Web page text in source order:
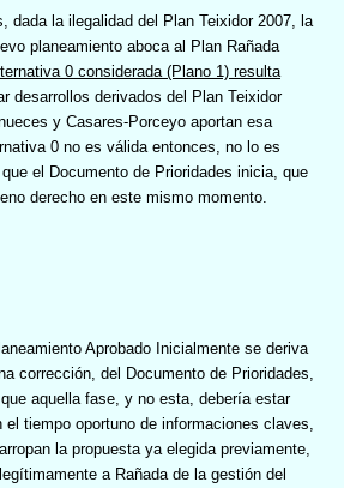
dada la ilegalidad del Plan Teixidor 2007, la
planeamiento aboca al Plan Rañada
0 considerada (Plano 1) resulta
desarrollos derivados del Plan Teixidor
y Casares-Porceyo aportan esa
0 no es válida entonces, no lo es
el Documento de Prioridades inicia, que
derecho en este mismo momento.
Aprobado Inicialmente se deriva
corrección, del Documento de Prioridades,
aquella fase, y no esta, debería estar
tiempo oportuno de informaciones claves,
la propuesta ya elegida previamente,
a Rañada de la gestión del